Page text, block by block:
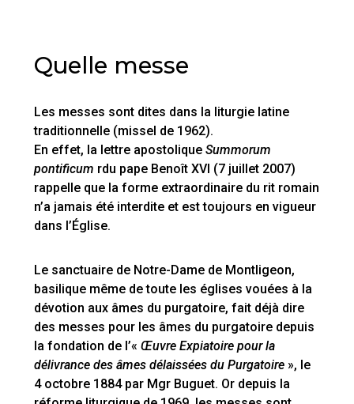
Quelle messe
Les messes sont dites dans la liturgie latine
traditionnelle (missel de 1962).
En effet, la lettre apostoliqueSummorum
pontificum rdu pape Benoît XVI (7 juillet 2007)
rappelle que la forme extraordinaire du rit romain
n’a jamais été interdite et est toujours en vigueur
dans l’Église.
Le sanctuaire de Notre-Dame de Montligeon,
basilique même de toute les églises vouées à la
dévotion aux âmes du purgatoire, fait déjà dire
des messes pour les âmes du purgatoire depuis
la fondation de l’«Œuvre Expiatoire pour la
délivrance des âmes délaissées du Purgatoire », le
4 octobre 1884 par Mgr Buguet. Or depuis la